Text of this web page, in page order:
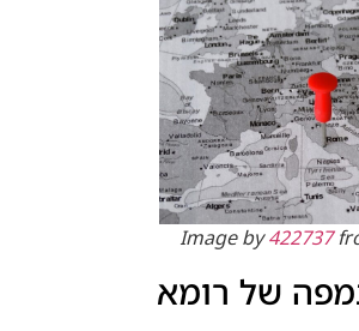
Image by422737
של רומא